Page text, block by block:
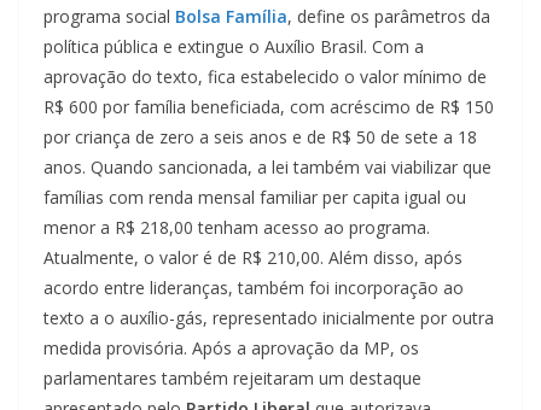
programa social Bolsa Família, define os parâmetros da
política pública e extingue o Auxílio Brasil. Com a
aprovação do texto, fica estabelecido o valor mínimo de
R$ 600 por família beneficiada, com acréscimo de R$ 150
por criança de zero a seis anos e de R$ 50 de sete a 18
anos. Quando sancionada, a lei também vai viabilizar que
famílias com renda mensal familiar per capita igual ou
menor a R$ 218,00 tenham acesso ao programa.
Atualmente, o valor é de R$ 210,00. Além disso, após
acordo entre lideranças, também foi incorporação ao
texto a o auxílio-gás, representado inicialmente por outra
medida provisória. Após a aprovação da MP, os
parlamentares também rejeitaram um destaque